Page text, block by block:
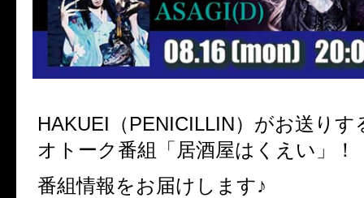
HAKUEI（PENICILLIN）がお送り
オトーク番組「居酒屋はくえい」！
番組情報をお届けします♪